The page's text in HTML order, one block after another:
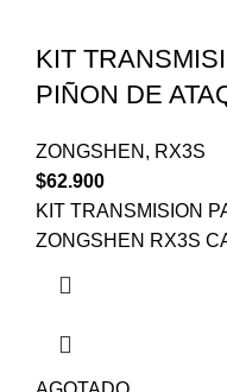
KIT
PIÑON DE
ZONGSHEN , RX3S
$62.900
KIT TRANSMISION
ZONGSHEN RX3S